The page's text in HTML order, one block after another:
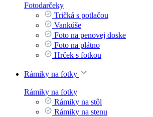
Fotodarčeky
Tričká s potlačou
Vankúše
Foto na penovej doske
Foto na plátno
Hrček s fotkou
Rámiky na fotky
Rámiky na fotky
Rámiky na stôl
Rámiky na stenu